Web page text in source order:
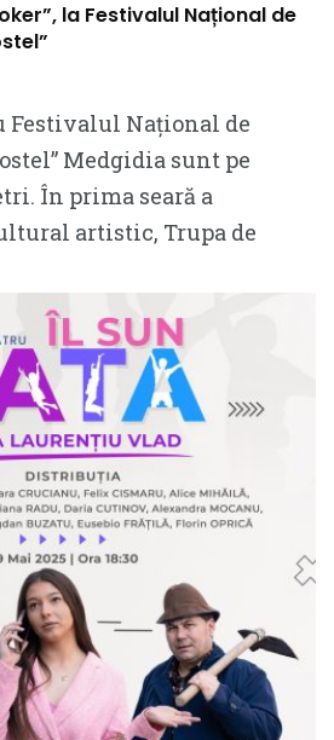
la Festivalul Național de
Național de
Medgidia sunt pe
În prima seară a
artistic, Trupa de